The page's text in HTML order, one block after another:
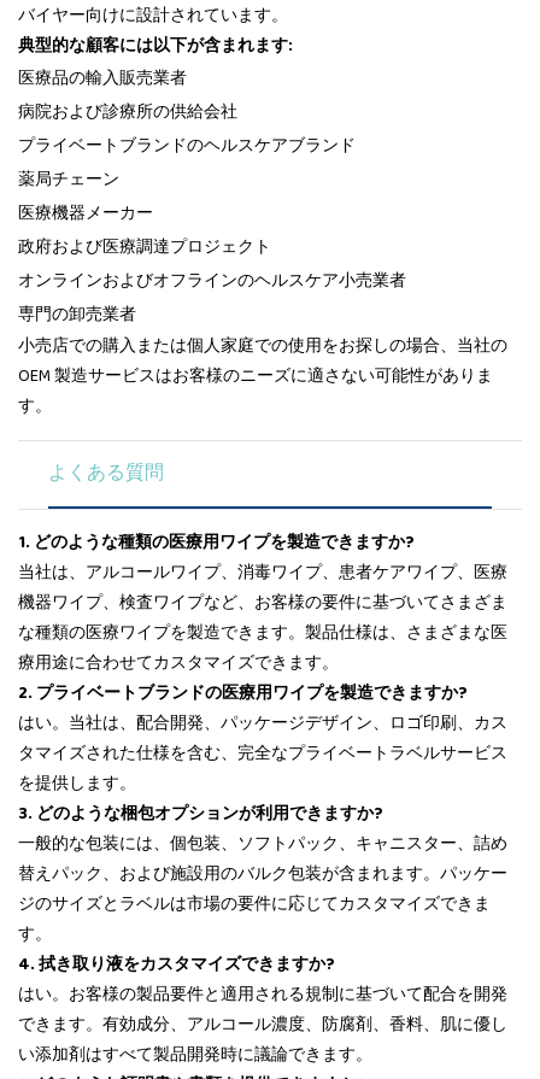
バイヤー向けに設計されています。
典型的な顧客には以下が含まれます:
医療品の輸入販売業者
病院および診療所の供給会社
プライベートブランドのヘルスケアブランド
薬局チェーン
医療機器メーカー
政府および医療調達プロジェクト
オンラインおよびオフラインのヘルスケア小売業者
専門の卸売業者
小売店での購入または個人家庭での使用をお探しの場合、当社の
OEM 製造サービスはお客様のニーズに適さない可能性がありま
す。
よくある質問
1. どのような種類の医療用ワイプを製造できますか?
当社は、アルコールワイプ、消毒ワイプ、患者ケアワイプ、医療
機器ワイプ、検査ワイプなど、お客様の要件に基づいてさまざま
な種類の医療ワイプを製造できます。製品仕様は、さまざまな医
療用途に合わせてカスタマイズできます。
2. プライベートブランドの医療用ワイプを製造できますか?
はい。当社は、配合開発、パッケージデザイン、ロゴ印刷、カス
タマイズされた仕様を含む、完全なプライベートラベルサービス
を提供します。
3. どのような梱包オプションが利用できますか?
一般的な包装には、個包装、ソフトパック、キャニスター、詰め
替えパック、および施設用のバルク包装が含まれます。パッケー
ジのサイズとラベルは市場の要件に応じてカスタマイズできま
す。
4. 拭き取り液をカスタマイズできますか?
はい。お客様の製品要件と適用される規制に基づいて配合を開発
できます。有効成分、アルコール濃度、防腐剤、香料、肌に優し
い添加剤はすべて製品開発時に議論できます。